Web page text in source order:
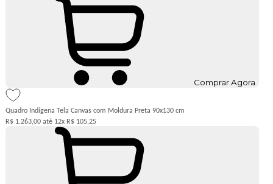
Comprar Agora
Quadro Indígena Tela Canvas com Moldura Preta 90x130 cm
R$ 1.263,00
12x R$ 105,25